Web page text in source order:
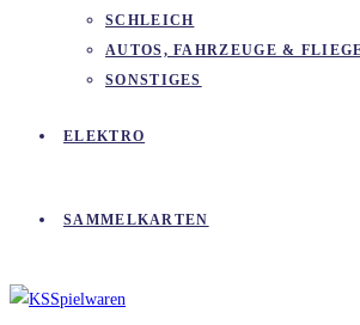
SCHLEICH
AUTOS, FAHRZEUGE &
SONSTIGES
ELEKTRO
SAMMELKARTEN